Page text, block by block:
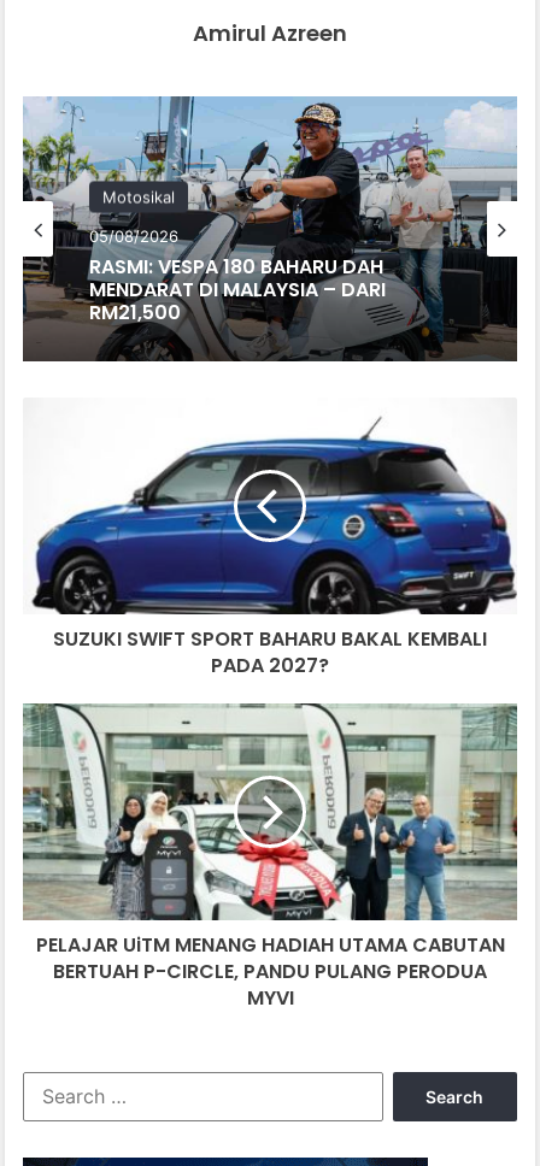
Amirul Azreen
Motosikal
05/08/2026
RASMI: VESPA 180 BAHARU DAH
MENDARAT DI MALAYSIA – DARI
RM21,500
KEMBALI
PADA
2027?
SUZUKI SWIFT SPORT BAHARU BAKAL KEMBALI
PADA 2027?
PELAJAR
UiTM
MENANG
HADIAH
UTAMA
CABUTAN
BERTUAH
P-
CIRCLE,
PANDU
PULANG
PELAJAR UiTM MENANG HADIAH UTAMA CABUTAN
BERTUAH P-CIRCLE, PANDU PULANG PERODUA
MYVI